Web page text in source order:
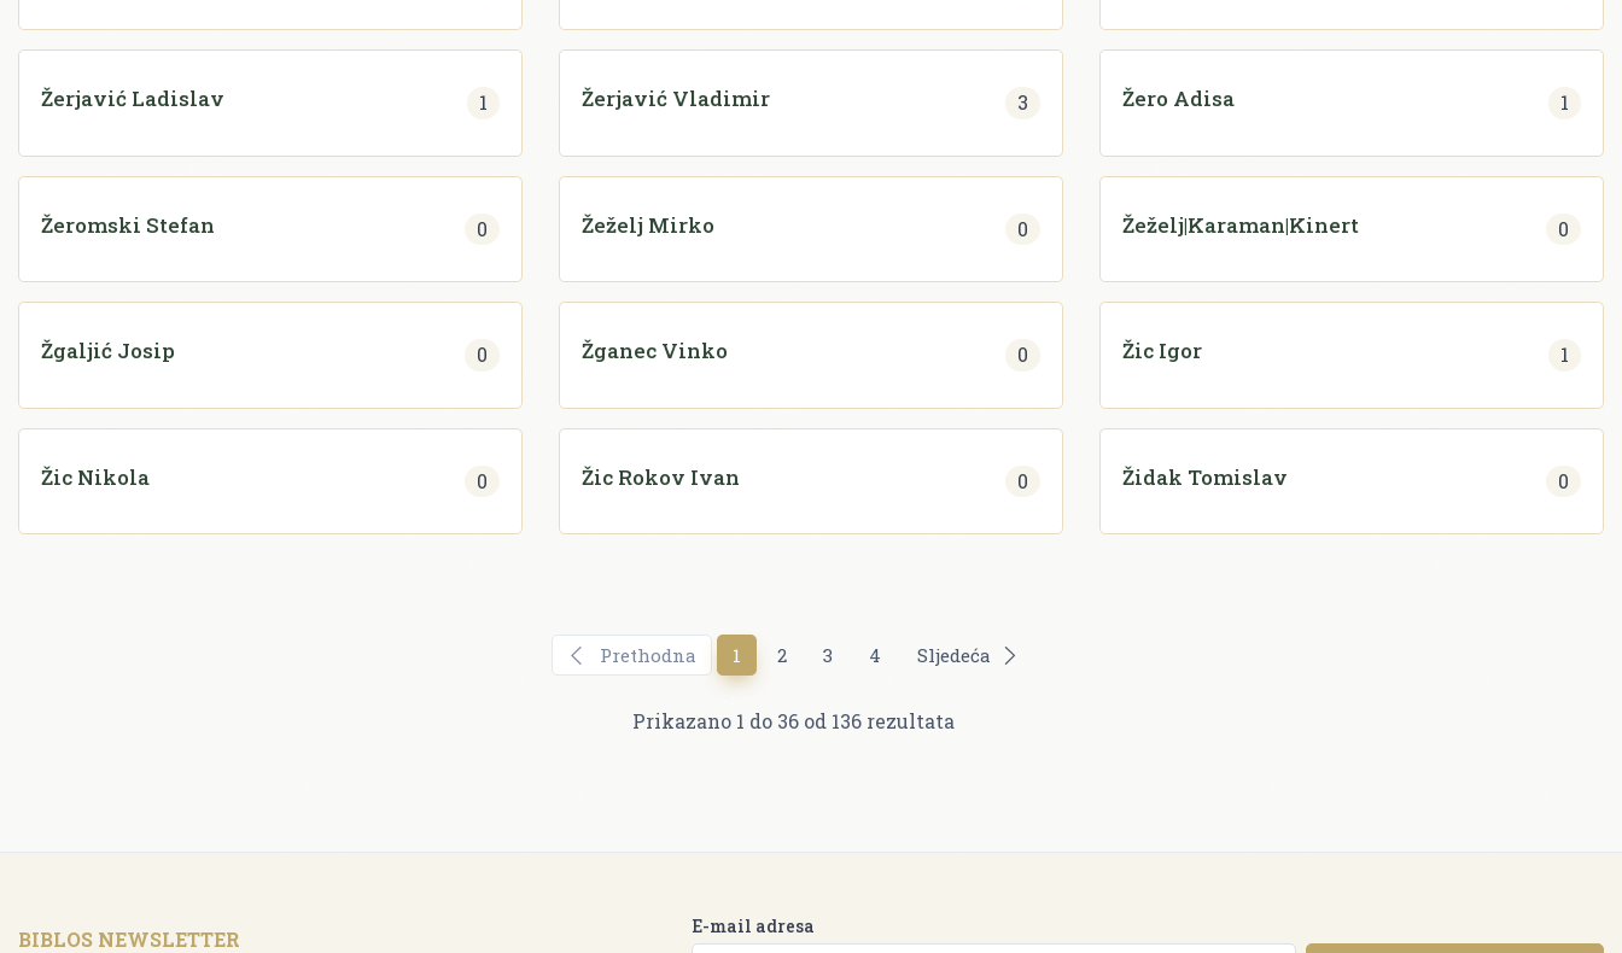
Žerjavić Ladislav 1 Žerjavić Vladimir 3 Žero Adisa 1
Žeromski Stefan 0 Žeželj Mirko 0 Žeželj|Karaman|Kinert 0
Žgaljić Josip 0 Žganec Vinko 0 Žic Igor 1
Žic Nikola 0 Žic Rokov Ivan 0 Židak Tomislav 0
Prethodna 1 2 3 4 Sljedeća
Prikazano 1 do 36od 136rezultata
BIBLOS NEWSLETTER E-mail adresa